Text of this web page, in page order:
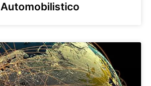
Automobilistico